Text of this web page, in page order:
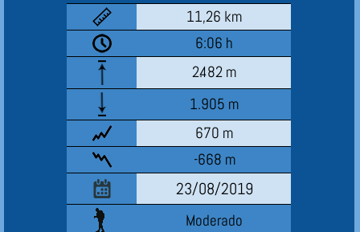
11,26 km
6:06 h
2.482 m
1.905 m
670 m
-668 m
23/08/2019
Moderado